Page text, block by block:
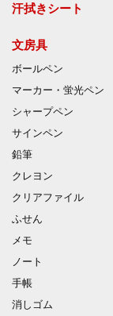
汗拭きシート
文房具
ボールペン
マーカー・蛍光ペン
シャープペン
サインペン
鉛筆
クレヨン
クリアファイル
ふせん
メモ
ノート
手帳
消しゴム